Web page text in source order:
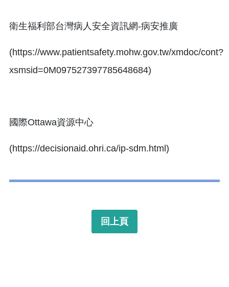
衛生福利部台灣病人安全資訊網-病安推廣
(https://www.patientsafety.mohw.gov.tw/xmdoc/cont?
xsmsid=0M097527397785648684)
國際Ottawa資源中心
(https://decisionaid.ohri.ca/ip-sdm.html)
回上頁